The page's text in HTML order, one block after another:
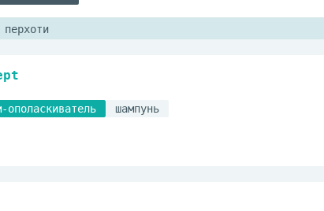
перхоти
ополаскиватель шампунь